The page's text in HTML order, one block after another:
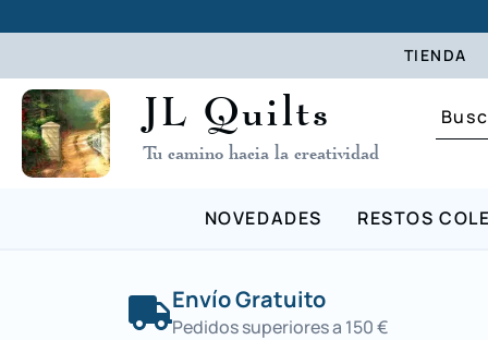
TIENDA
JL Quilts
Tu camino hacia la creatividad
NOVEDADES RESTOS
Envío Gratuito
Pedidos superiores a 150 €